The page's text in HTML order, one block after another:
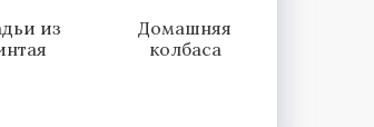
из
Домашняя
колбаса